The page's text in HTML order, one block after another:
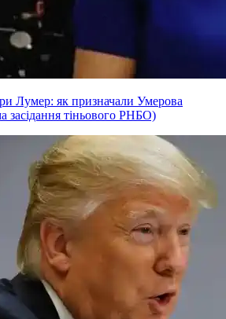
Лумер: як призначали Умерова
засідання тіньового РНБО)